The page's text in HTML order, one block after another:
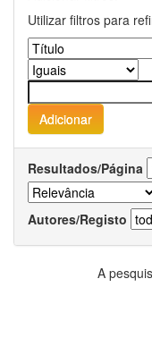
Utilizar filtros para
Resultados/Página
Autores/Registo
A